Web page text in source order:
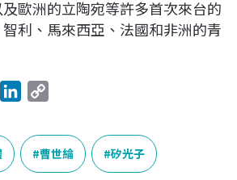
歐洲的立陶宛等許多首次來台的
利、馬來西亞、法國和非洲的青
k
e
p
y
L
曹世綸 矽光子